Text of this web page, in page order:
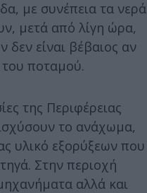
με συνέπεια τα νερά
μετά από λίγη ώρα,
δεν είναι βέβαιος αν
ποταμού.
της Περιφέρειας
το ανάχωμα,
υλικό εξορύξεων που
Στην περιοχή
αλλά και